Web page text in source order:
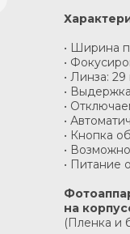
• Ширина
•
• Линза:
•
•
•
• Кнопка
•
• Питание
на
(Пленка и